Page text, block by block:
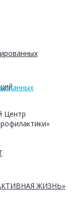
ЖИЗНЬ»
данных
Центр